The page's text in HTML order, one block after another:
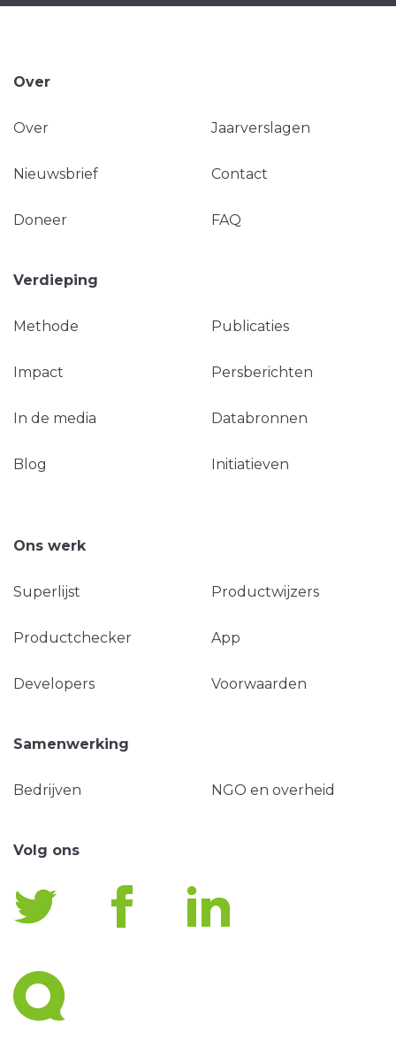
Over
Over Jaarverslagen
Nieuwsbrief Contact
Doneer FAQ
Verdieping
Methode Publicaties
Impact Persberichten
In de media Databronnen
Blog Initiatieven
Ons werk
Superlijst Productwijzers
Productchecker App
Developers Voorwaarden
Samenwerking
Bedrijven NGO en overheid
Volg ons